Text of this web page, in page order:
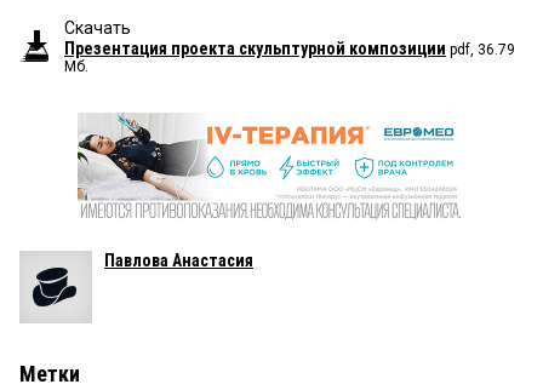
Скачать
Презентация проекта скульптурной композиции pdf, 36.79
Мб.
Павлова Анастасия
Метки